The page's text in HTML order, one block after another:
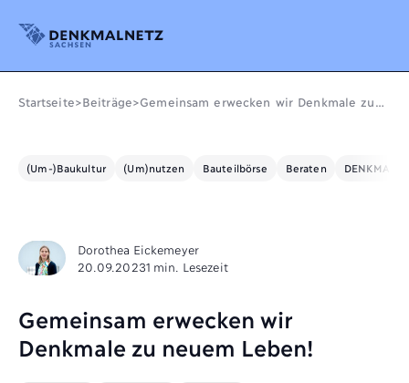
Denkmalnetz Sachsen
Startseite>Beiträge>Gemeinsam erwecken wir Denkmale zu
(Um-)Baukultur (Um)nutzen Bauteilbörse Beraten DENKMALE
Dorothea Eickemeyer
20.09.20231 min. Lesezeit
Gemeinsam erwecken wir
Denkmale zu neuem Leben!